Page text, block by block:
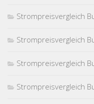
Strompreisvergleich
Strompreisvergleich
Strompreisvergleich
Strompreisvergleich